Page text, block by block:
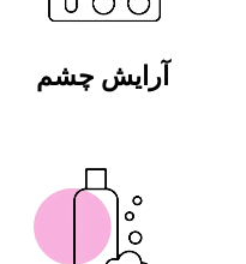
آرایش چشم